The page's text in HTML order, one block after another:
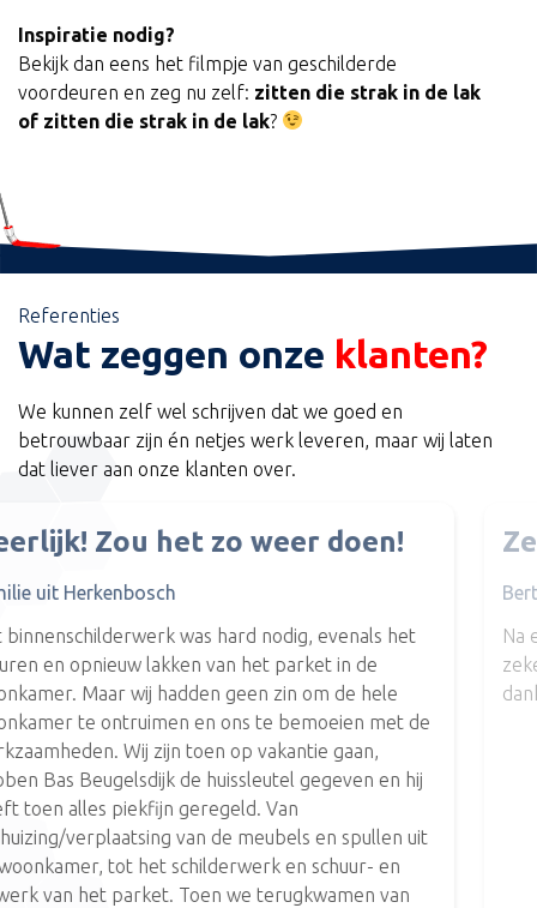
Inspiratie nodig?
Bekijk dan eens het filmpje van geschilderde
voordeuren en zeg nu zelf: zitten die strak in de lak
of zitten die strak in de lak?
Referenties
Wat zeggen onze klanten?
We kunnen zelf wel schrijven dat we goed en
betrouwbaar zijn én netjes werk leveren, maar wij laten
dat liever aan onze klanten over.
nodig, evenals het
parket in de
zin om de hele
te bemoeien met de
vakantie gaan,
gegeven en hij
Van
en spullen uit
en schuur- en
terugkwamen van
Zeer tevreden
Na een goed advies, en goede
zeker vakkundig vakwerk. Bas,
dank voor de inzet.